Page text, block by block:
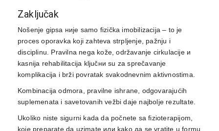
Zaključak
Nošenje gipsa није samo fizička imobilizacija – to je
proces oporavka koji zahteva strpljenje, pažnju i
disciplinu. Pravilna nega kože, održavanje cirkulacije и
kasnija rehabilitacija ključни su za sprečavanje
komplikacija i brži povratak svakodnevnim aktivnostima.
Kombinacija odmora, pravilne ishrane, odgovarajućih
suplemenata i savetovanih vežbi daje najbolje rezultate.
Ukoliko niste sigurni kada da počnete sa fizioterapijom,
koje preparate da uzimate или kako да se vratite u formu